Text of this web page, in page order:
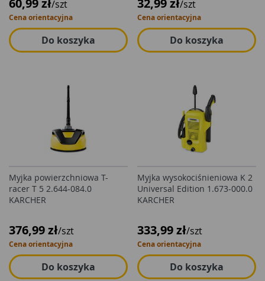
60,99 zł/szt
Cena orientacyjna
Do koszyka
32,99 zł/szt
Cena orientacyjna
Do koszyka
Myjka powierzchniowa T-
racer T 5 2.644-084.0
KARCHER
376,99 zł/szt
Cena orientacyjna
Do koszyka
Myjka wysokociśnieniowa K 2
Universal Edition 1.673-000.0
KARCHER
333,99 zł/szt
Cena orientacyjna
Do koszyka